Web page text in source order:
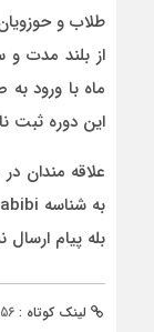
ماه با ورود
این دوره ثبت
علاقه مندان
بله پیام ارسال
لینک کوتاه :